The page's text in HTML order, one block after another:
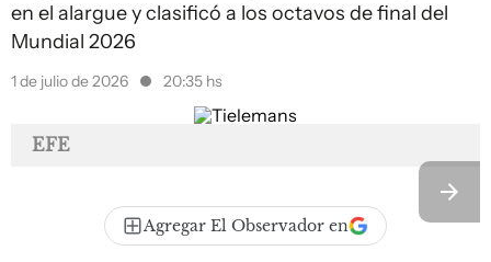
en el alargue y clasificó a los octavos de final del
Mundial 2026
1 de julio de 2026 20:35 hs
EFE
Agregar El Observador en